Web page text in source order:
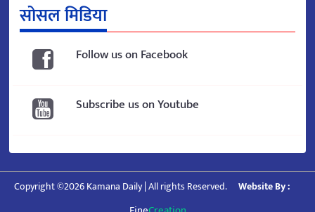
सोसल मिडिया
Follow us on Facebook
Subscribe us on Youtube
Copyright ©2026 Kamana Daily | All rights Reserved. Website By :